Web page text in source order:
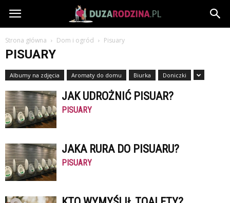
DuzaRodzina.pl
Strona główna Dom i ogród Pisuary
PISUARY
Albumy na zdjęcia Aromaty do domu Biurka Doniczki
JAK UDROŻNIĆ PISUAR?
PISUARY
JAKA RURA DO PISUARU?
PISUARY